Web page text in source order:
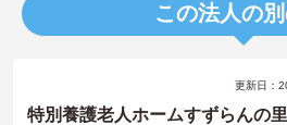
この法人の
更新日：
特別養護老人ホームすずらんの